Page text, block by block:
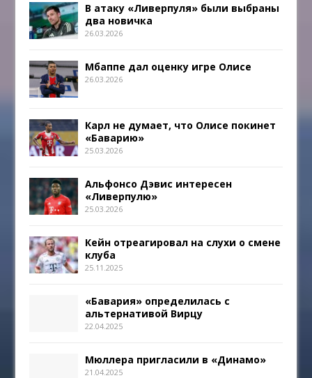
В атаку «Ливерпуля» были выбраны
два новичка
26.03.2026
Мбаппе дал оценку игре Олисе
26.03.2026
Карл не думает, что Олисе покинет
«Баварию»
25.03.2026
Альфонсо Дэвис интересен
«Ливерпулю»
25.03.2026
Кейн отреагировал на слухи о смене
клуба
25.11.2025
«Бавария» определилась с
альтернативой Вирцу
22.04.2025
Мюллера пригласили в «Динамо»
21.04.2025